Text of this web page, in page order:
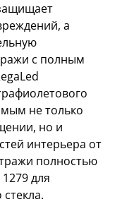
а
с полным
не только
но и
интерьера от
полностью
для